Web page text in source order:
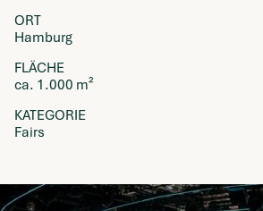
ORT
Hamburg
FLÄCHE
ca. 1.000 m²
KATEGORIE
Fairs